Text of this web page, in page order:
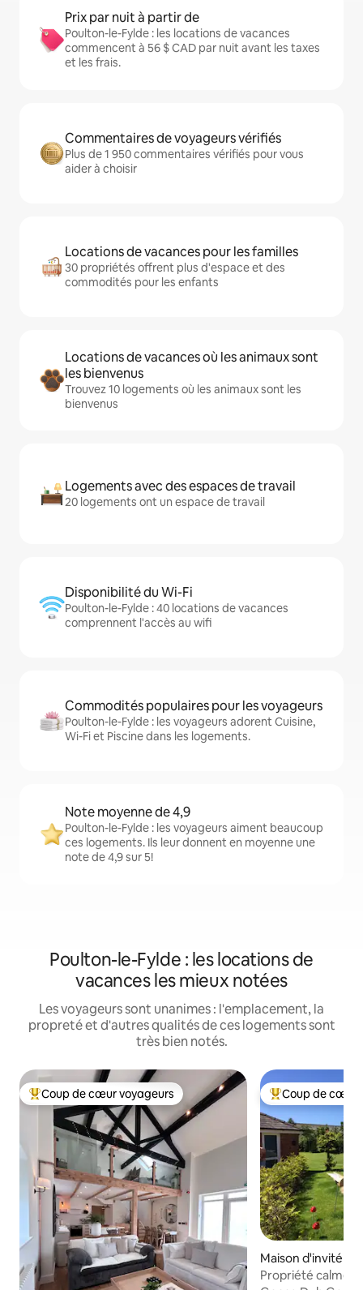
Prix par nuit à partir de
Poulton-le-Fylde : les locations de vacances
commencent à 56 $ CAD par nuit avant les taxes
et les frais.
Commentaires de voyageurs vérifiés
Plus de 1 950 commentaires vérifiés pour vous
aider à choisir
Locations de vacances pour les familles
30 propriétés offrent plus d'espace et des
commodités pour les enfants
Locations de vacances où les animaux sont
les bienvenus
Trouvez 10 logements où les animaux sont les
bienvenus
Logements avec des espaces de travail
20 logements ont un espace de travail
Disponibilité du Wi-Fi
Poulton-le-Fylde : 40 locations de vacances
comprennent l'accès au wifi
Commodités populaires pour les voyageurs
Poulton-le-Fylde : les voyageurs adorent Cuisine,
Wi-Fi et Piscine dans les logements.
Note moyenne de 4,9
Poulton-le-Fylde : les voyageurs aiment beaucoup
ces logements. Ils leur donnent en moyenne une
note de 4,9 sur 5!
Poulton-le-Fylde : les locations de
vacances les mieux notées
Les voyageurs sont unanimes : l'emplacement, la
propreté et d'autres qualités de ces logements sont
très bien notés.
Coup de cœur voyageurs parmi les plus aimés
Coup de cœur voyageurs Coup de cœur
Coup de cœur
Maison d'invité ·
Propriété calme à